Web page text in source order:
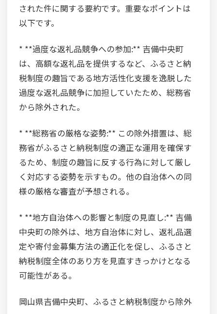
された件に関する要約です。重要なポイントは
以下です。
* **過度な返礼品競争への参加:** 吉備中央町
は、高額な返礼品を提供するなど、ふるさと納
税制度の趣旨である地方活性化支援を逸脱した
過度な返礼品競争に加担していたため、総務省
から除外された。
* **総務省の厳格な姿勢:** この除外措置は、総
務省がふるさと納税制度の適正な運用を確保す
るため、制度の趣旨に反する行為に対して厳し
く対応する姿勢を示すもの。他の自治体への同
様の厳格な審査が予想される。
* **地方自治体への影響と制度の見直し:** 吉備
中央町の除外は、地方自治体に対し、返礼品選
定や寄付金募集方法の適正化を促し、ふるさと
納税制度全体のあり方を見直すきっかけとなる
可能性がある。
岡山県吉備中央町、ふるさと納税制度から除外